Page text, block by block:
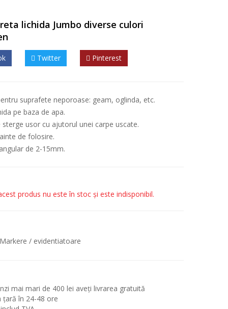
lichida Jumbo diverse culori
Twitter Pinterest
suprafete neporoase: geam, oglinda, etc.
pe baza de apa.
sterge usor cu ajutorul unei carpe uscate.
de folosire.
de 2-15mm.
produs nu este în stoc și este indisponibil.
Markere / evidentiatoare
mai mari de 400 lei aveți livrarea gratuită
țară în 24-48 ore